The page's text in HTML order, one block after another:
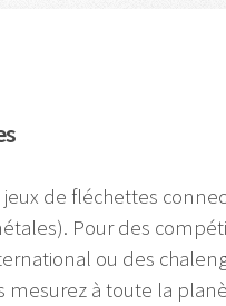
jeux de fléchettes
Pour des
ou des
mesurez à toute la